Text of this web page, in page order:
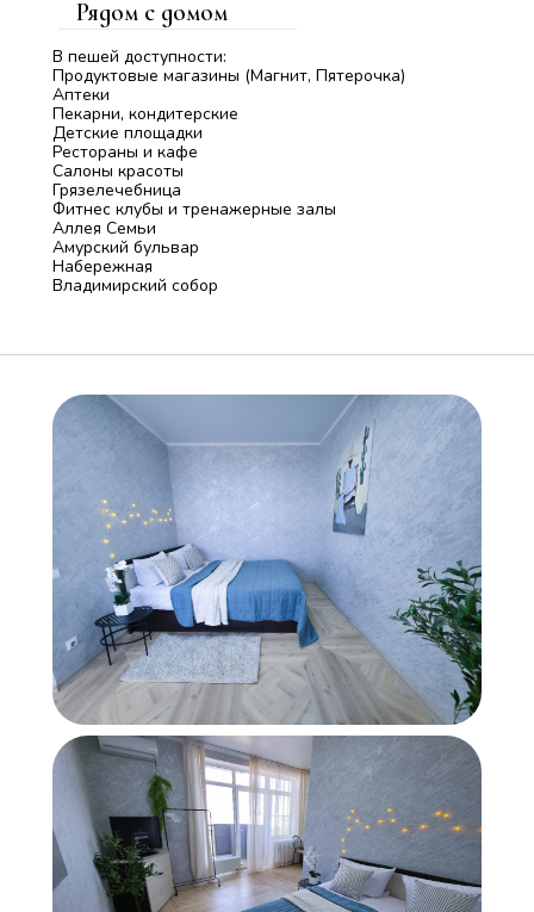
Рядом с домом
В пешей доступности:
Продуктовые магазины (Магнит, Пятерочка)
Аптеки
Пекарни, кондитерские
Детские площадки
Рестораны и кафе
Салоны красоты
Грязелечебница
Фитнес клубы и тренажерные залы
Аллея Семьи
Амурский бульвар
Набережная
Владимирский собор